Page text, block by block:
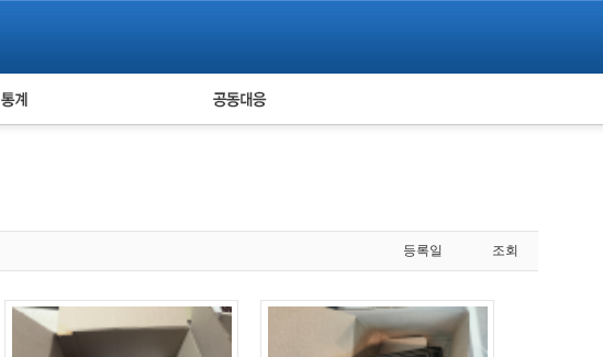
누적 피해사례 통계 피해자 공동대응
등록일 조회